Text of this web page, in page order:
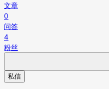
文章
0
问答
4
粉丝
私信